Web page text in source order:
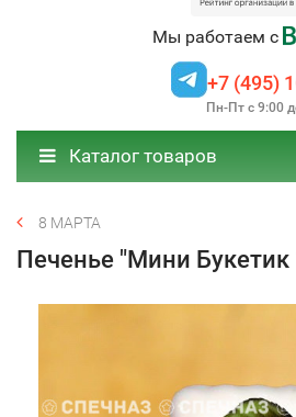
Мы работаем с
+7 (495)
Пн-Пт с 9:00
Каталог товаров
8 МАРТА
Печенье "Мини Букетик